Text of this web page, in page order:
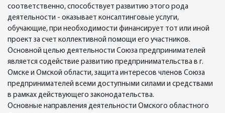
соответственно, способствует развитию этого рода
деятельности - оказывает консалтинговые услуги,
обучающие, при необходимости финансирует тот или иной
проект за счет коллективной помощи его участников.
Основной целью деятельности Союза предпринимателей
является содействие развитию предпринимательства в г.
Омске и Омской области, защита интересов членов Союза
предпринимателей всеми доступными силами и средствами
в рамках действующего законодательства.
Основные направления деятельности Омского областного